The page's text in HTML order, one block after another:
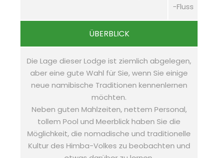
-Fluss
ÜBERBLICK
Die Lage dieser Lodge ist ziemlich abgelegen,
aber eine gute Wahl für Sie, wenn Sie einige
neue namibische Traditionen kennenlernen
möchten.
Neben guten Mahlzeiten, nettem Personal,
tollem Pool und Meerblick haben Sie die
Möglichkeit, die nomadische und traditionelle
Kultur des Himba-Volkes zu beobachten und